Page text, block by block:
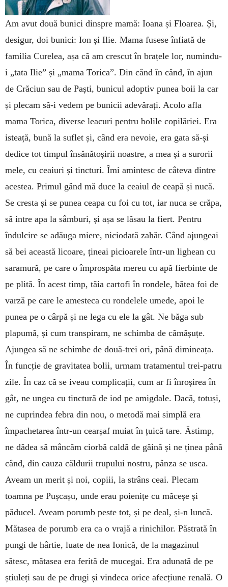
Am avut două bunici dinspre mamă: Ioana și Floarea. Și,
desigur, doi bunici: Ion și Ilie. Mama fusese înfiată de
familia Curelea, așa că am crescut în brațele lor, numindu-
i „tata Ilie” și „mama Torica”. Din când în când, în ajun
de Crăciun sau de Paști, bunicul adoptiv punea boii la car
și plecam să-i vedem pe bunicii adevărați. Acolo afla
mama Torica, diverse leacuri pentru bolile copilăriei. Era
isteață, bună la suflet și, când era nevoie, era gata să-și
dedice tot timpul însănătoșirii noastre, a mea și a surorii
mele, cu ceaiuri și tincturi. Îmi amintesc de câteva dintre
acestea. Primul gând mă duce la ceaiul de ceapă și nucă.
Se cresta și se punea ceapa cu foi cu tot, iar nuca se crăpa,
să intre apa la sâmburi, și așa se lăsau la fiert. Pentru
îndulcire se adăuga miere, niciodată zahăr. Când ajungeai
să bei această licoare, țineai picioarele într-un lighean cu
saramură, pe care o împrospăta mereu cu apă fierbinte de
pe plită. În acest timp, tăia cartofi în rondele, bătea foi de
varză pe care le amesteca cu rondelele umede, apoi le
punea pe o cârpă și ne lega cu ele la gât. Ne băga sub
plapumă, și cum transpiram, ne schimba de cămășuțe.
Ajungea să ne schimbe de două-trei ori, până dimineața.
În funcție de gravitatea bolii, urmam tratamentul trei-patru
zile. În caz că se iveau complicații, cum ar fi înroșirea în
gât, ne ungea cu tinctură de iod pe amigdale. Dacă, totuși,
ne cuprindea febra din nou, o metodă mai simplă era
împachetarea într-un cearșaf muiat în țuică tare. Ăstimp,
ne dădea să mâncăm ciorbă caldă de găină și ne ținea până
când, din cauza căldurii trupului nostru, pânza se usca.
Aveam un merit și noi, copiii, la strâns ceai. Plecam
toamna pe Pușcașu, unde erau poienițe cu măceșe și
păducel. Aveam porumb peste tot, și pe deal, și-n luncă.
Mătasea de porumb era ca o vrajă a rinichilor. Păstrată în
pungi de hârtie, luate de nea Ionică, de la magazinul
sătesc, mătasea era ferită de mucegai. Era adunată de pe
știuleți sau de pe drugi și vindeca orice afecțiune renală. O